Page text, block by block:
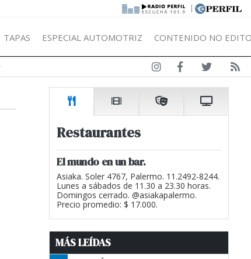
|
TAPAS ESPECIAL AUTOMOTRIZ CONTENIDO NO
Restaurantes
El mundo en un bar.
Asiaka. Soler 4767, Palermo. 11.2492-8244.
Lunes a sábados de 11.30 a 23.30 horas.
Domingos cerrado. @asiakapalermo.
Precio promedio: $ 17.000.
MÁS LEÍDAS